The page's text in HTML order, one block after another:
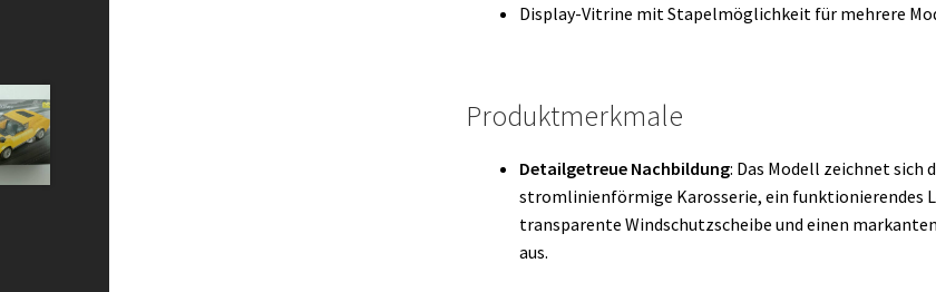
Display-Vitrine mit Stapelmöglichkeit für mehrere
Produktmerkmale
Detailgetreue Nachbildung: Das Modell zeichnet sich
stromlinienförmige Karosserie, ein funktionierendes
transparente Windschutzscheibe und einen
aus.